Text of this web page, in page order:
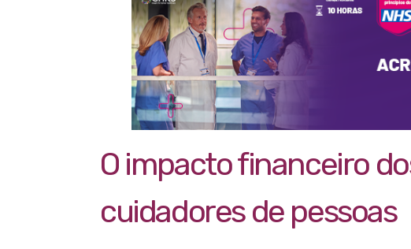
O impacto financeiro
cuidadores de pessoas